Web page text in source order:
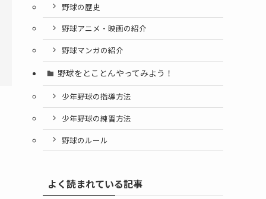
野球の歴史
野球アニメ・映画の紹介
野球マンガの紹介
野球をとことんやってみよう！
少年野球の指導方法
少年野球の練習方法
野球のルール
よく読まれている記事